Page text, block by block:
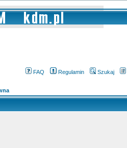
FAQ Regulamin Szukaj